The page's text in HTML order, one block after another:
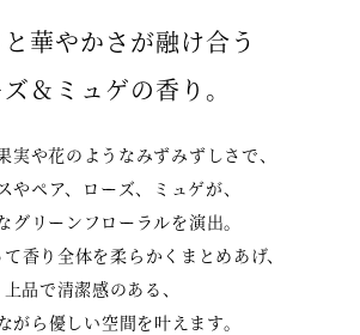
と華やかさが融け合う
＆ミュゲの香り。
実や花のようなみずみずしさで、
やペア、ローズ、ミュゲが、
グリーンフローラルを演出。
香り全体を柔らかくまとめあげ、
上品で清潔感のある、
がら優しい空間を叶えます。